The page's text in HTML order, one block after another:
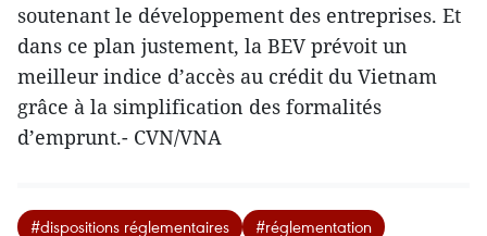
soutenant le développement des entreprises. Et
dans ce plan justement, la BEV prévoit un
meilleur indice d’accès au crédit du Vietnam
grâce à la simplification des formalités
d’emprunt.- CVN/VNA
#dispositions réglementaires
#réglementation